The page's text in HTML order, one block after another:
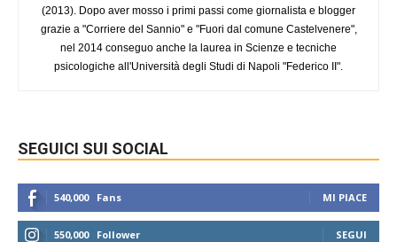
(2013). Dopo aver mosso i primi passi come giornalista e blogger
grazie a "Corriere del Sannio" e "Fuori dal comune Castelvenere",
nel 2014 conseguo anche la laurea in Scienze e tecniche
psicologiche all'Università degli Studi di Napoli "Federico II".
SEGUICI SUI SOCIAL
540,000 Fans MI PIACE
550,000 Follower SEGUI